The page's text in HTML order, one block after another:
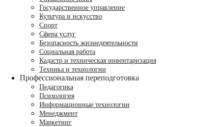
Государственное управление
Культура и искусство
Спорт
Сфера услуг
Безопасность жизнедеятельности
Социальная работа
Кадастр и техническая инвентаризация
Техника и технологии
Профессиональная переподготовка
Педагогика
Психология
Информационные технологии
Менеджмент
Маркетинг